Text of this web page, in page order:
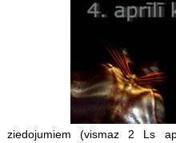
ziedojumiem (vismaz 2 Ls